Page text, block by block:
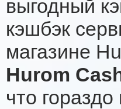
выгодный
кэшбэк
магазине
Hurom
что